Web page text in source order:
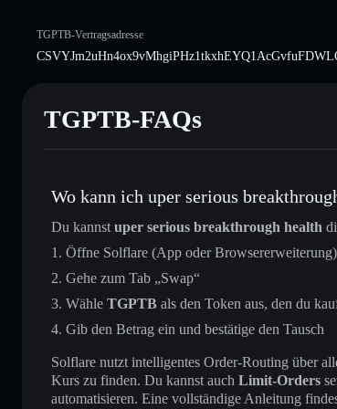
TGPTB-Vertragsadresse
TGPTB-FAQs
Wo kann ich uper serious
Du kannst uper serious breakthrough health
Öffne Solflare (App oder Browsererweiterung)
Gehe zum Tab „Swap“
Wähle TGPTB als den Token aus, den du
Gib den Betrag ein und bestätige den Tausch
Solflare nutzt intelligentes Order-Routing über
Kurs zu finden. Du kannst auch Limit-Orders
automatisieren. Eine vollständige Anleitung